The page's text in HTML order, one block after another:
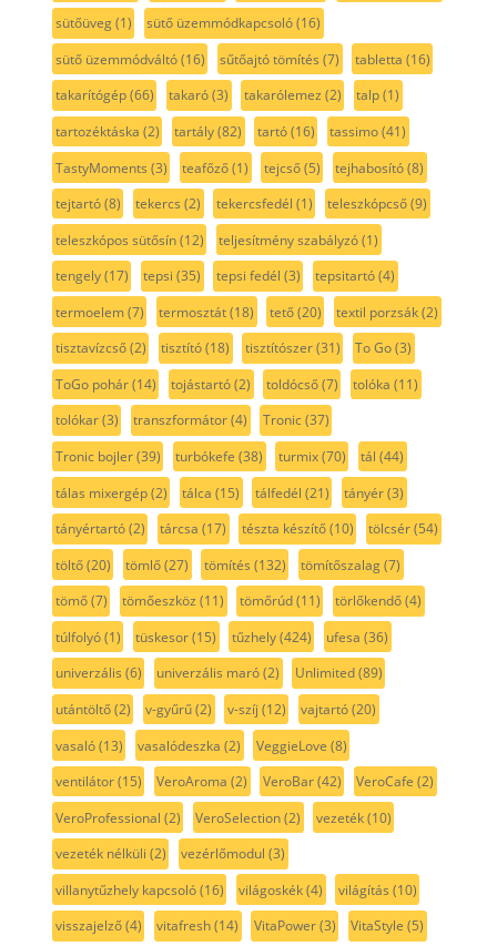
sütőüveg(1) sütő üzemmódkapcsoló(16)
sütő üzemmódváltó(16) sűtőajtó tömítés (7) tabletta (16)
takarítógép(66) takaró(3) takarólemez (2) talp(1)
tartozéktáska (2) tartály(82) tartó(16) tassimo(41)
TastyMoments (3) teafőző(1) tejcső(5) tejhabosító(8)
tejtartó(8) tekercs (2) tekercsfedél (1) teleszkópcső(9)
teleszkópos sütősín(12) teljesítmény szabályzó(1)
tengely(17) tepsi (35) tepsi fedél (3) tepsitartó(4)
termoelem(7) termosztát(18) tető(20) textil porzsák(2)
tisztavízcső(2) tisztító(18) tisztítószer(31) To Go(3)
ToGo pohár(14) tojástartó(2) toldócső(7) tolóka (11)
tolókar(3) transzformátor(4) Tronic(37)
Tronic bojler(39) turbókefe (38) turmix(70) tál (44)
tálas mixergép(2) tálca (15) tálfedél (21) tányér(3)
tányértartó(2) tárcsa (17) tészta készítő(10) tölcsér(54)
töltő(20) tömlő(27) tömítés (132) tömítőszalag(7)
tömő(7) tömőeszköz (11) tömőrúd(11) törlőkendő(4)
túlfolyó(1) tüskesor(15) tűzhely(424) ufesa (36)
univerzális (6) univerzális maró(2) Unlimited(89)
utántöltő(2) v-gyűrű(2) v-szíj (12) vajtartó(20)
vasaló(13) vasalódeszka (2) VeggieLove (8)
ventilátor(15) VeroAroma (2) VeroBar(42) VeroCafe (2)
VeroProfessional (2) VeroSelection(2) vezeték(10)
vezeték nélküli (2) vezérlőmodul (3)
villanytűzhely kapcsoló(16) világoskék(4) világítás (10)
visszajelző(4) vitafresh(14) VitaPower(3) VitaStyle (5)